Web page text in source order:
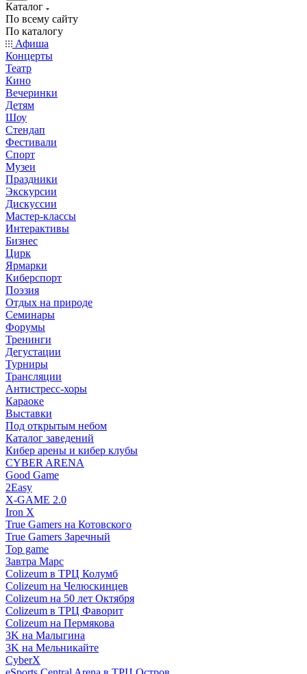
Каталог
По всему сайту
По каталогу
Афиша
Концерты
Театр
Кино
Вечеринки
Детям
Шоу
Стендап
Фестивали
Спорт
Музеи
Праздники
Экскурсии
Дискуссии
Мастер-классы
Интерактивы
Бизнес
Цирк
Ярмарки
Киберспорт
Поэзия
Отдых на природе
Семинары
Форумы
Тренинги
Дегустации
Турниры
Трансляции
Антистресс-хоры
Караоке
Выставки
Под открытым небом
Каталог заведений
Кибер арены и кибер клубы
CYBER ARENA
Good Game
2Easy
X-GAME 2.0
Iron X
True Gamers на Котовского
True Gamers Заречный
Top game
Завтра Марс
Colizeum в ТРЦ Колумб
Colizeum на Челюскинцев
Colizeum на 50 лет Октября
Colizeum в ТРЦ Фаворит
Colizeum на Пермякова
3K на Малыгина
3K на Мельникайте
CyberX